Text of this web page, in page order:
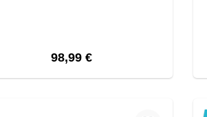
Regulärer Preis:
98,99 €